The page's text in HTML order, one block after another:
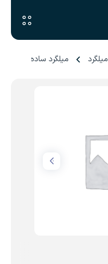
میلگرد میلگرد ساده ۳۸ آذر گستر سدید